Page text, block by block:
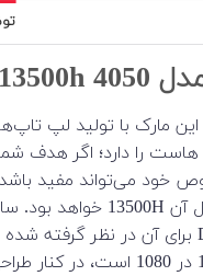
پردازنده نسل 13 که از
خود می‌تواند مفید